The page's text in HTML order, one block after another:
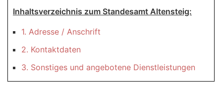
Inhaltsverzeichnis zum Standesamt Altensteig:
1. Adresse / Anschrift
2. Kontaktdaten
3. Sonstiges und angebotene Dienstleistungen